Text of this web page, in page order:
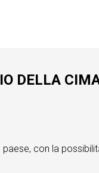
DELLA
con la